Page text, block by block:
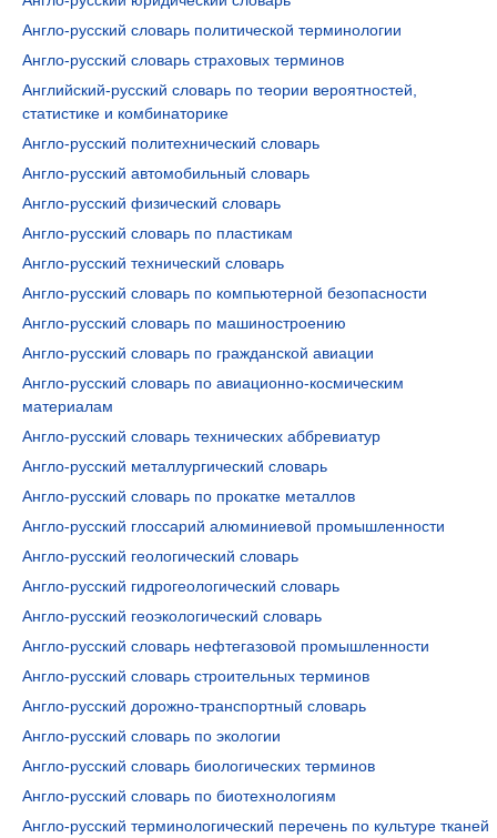
Англо-русский словарь политической терминологии
Англо-русский словарь страховых терминов
Английский-русский словарь по теории вероятностей,
статистике и комбинаторике
Англо-русский политехнический словарь
Англо-русский автомобильный словарь
Англо-русский физический словарь
Англо-русский словарь по пластикам
Англо-русский технический словарь
Англо-русский словарь по компьютерной безопасности
Англо-русский словарь по машиностроению
Англо-русский словарь по гражданской авиации
Англо-русский словарь по авиационно-космическим
материалам
Англо-русский словарь технических аббревиатур
Англо-русский металлургический словарь
Англо-русский словарь по прокатке металлов
Англо-русский глоссарий алюминиевой промышленности
Англо-русский геологический словарь
Англо-русский гидрогеологический словарь
Англо-русский геоэкологический словарь
Англо-русский словарь нефтегазовой промышленности
Англо-русский словарь строительных терминов
Англо-русский дорожно-транспортный словарь
Англо-русский словарь по экологии
Англо-русский словарь биологических терминов
Англо-русский словарь по биотехнологиям
Англо-русский терминологический перечень по культуре тканей